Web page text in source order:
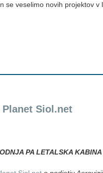
se veselimo novih projektov v
Siol.net
PA LETALSKA KABINA